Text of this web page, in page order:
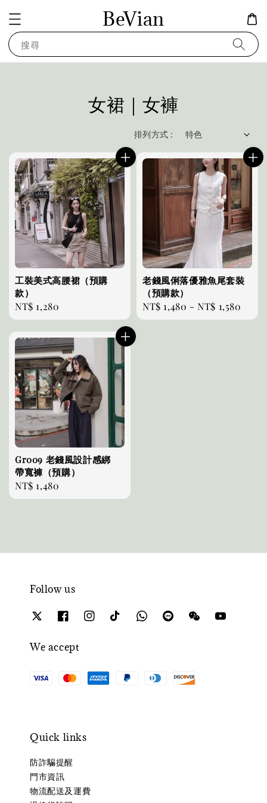
BeVian
搜尋
女裙｜女褲
排列方式 :
工裝美式高腰裙（預購
款）
Regular
price
NT$ 1,280
老錢風俐落優雅魚尾套裝
（預購款）
Regular
price
NT$ 1,480 -NT$ 1,580
Gr009 老錢風設計感綁
帶寬褲（預購）
Regular
price
NT$ 1,480
Follow us
We accept
Quick links
防詐騙提醒
門市資訊
物流配送及運費